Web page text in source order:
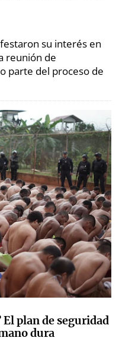
su interés en
reunión de
parte del proceso de
El plan de seguridad
dura